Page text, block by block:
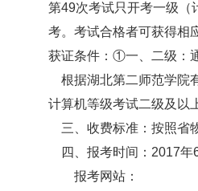
第49次考试只开考一级（
考。考试合格者可获得相
获证条件：①一、二级：
根据湖北第二师范学院
计算机等级考试二级及以
三、收费标准：按照省
四、报考时间：2017年
报考网站：